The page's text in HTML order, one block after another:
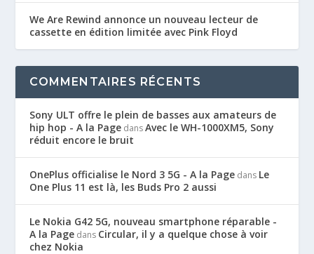
We Are Rewind annonce un nouveau lecteur de
cassette en édition limitée avec Pink Floyd
COMMENTAIRES RÉCENTS
Sony ULT offre le plein de basses aux amateurs de
hip hop - A la Page dansAvec le WH-1000XM5, Sony
réduit encore le bruit
OnePlus officialise le Nord 3 5G - A la Page dans Le
One Plus 11 est là, les Buds Pro 2 aussi
Le Nokia G42 5G, nouveau smartphone réparable -
A la Page dans Circular, il y a quelque chose à voir
chez Nokia